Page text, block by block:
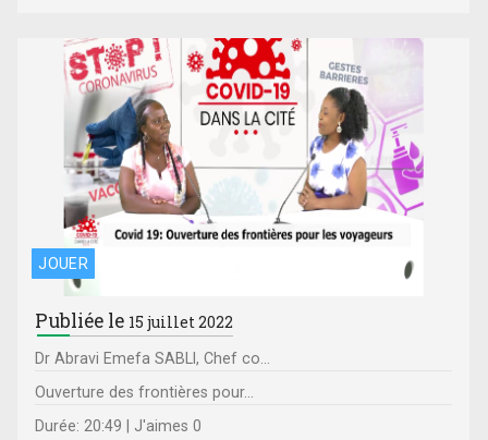
JOUER
Publiée le 15 juillet 2022
Dr Abravi Emefa SABLI, Chef co...
Ouverture des frontières pour...
Durée: 20:49 | J'aimes 0